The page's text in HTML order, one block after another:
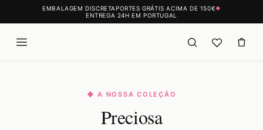
EMBALAGEM DISCRETAPORTES GRÁTIS ACIMA DE 150€◆
ENTREGA 24H EM PORTUGAL
◆ A NOSSA COLEÇÃO
Preciosa